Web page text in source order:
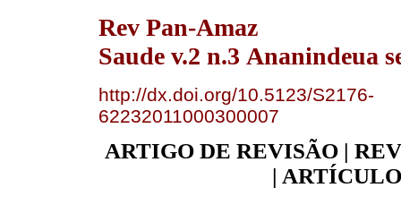
Rev Pan-Amaz
Saude v.2 n.3 Ananindeua
http://dx.doi.org/10.5123/S2176-
62232011000300007
ARTIGO DE REVISÃO |
|